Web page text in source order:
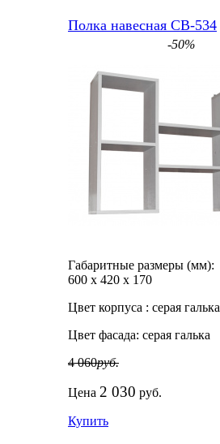
Полка навесная СВ-534
-50%
Габаритные размеры (мм):
600 х 420 х 170
Цвет корпуса : серая галька
Цвет фасада: серая галька
4 060руб.
Цена 2 030 руб.
Купить